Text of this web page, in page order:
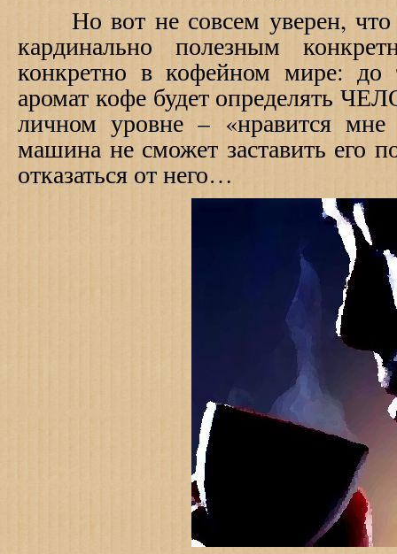
Но вот не совсем уверен, что
кардинально полезным
конкретно в кофейном мире:
аромат кофе будет определять
личном уровне – «нравится
машина не сможет заставить его
отказаться от него…